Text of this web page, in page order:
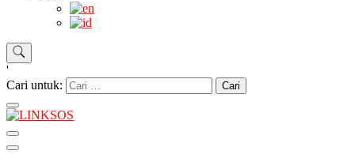
'
Cari untuk: